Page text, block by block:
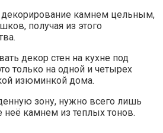
камнем цельным,
получая из этого
декор стен на кухне под
только на одной и четырех
изюминкой дома.
зону, нужно всего лишь
неё камнем из теплых тонов.